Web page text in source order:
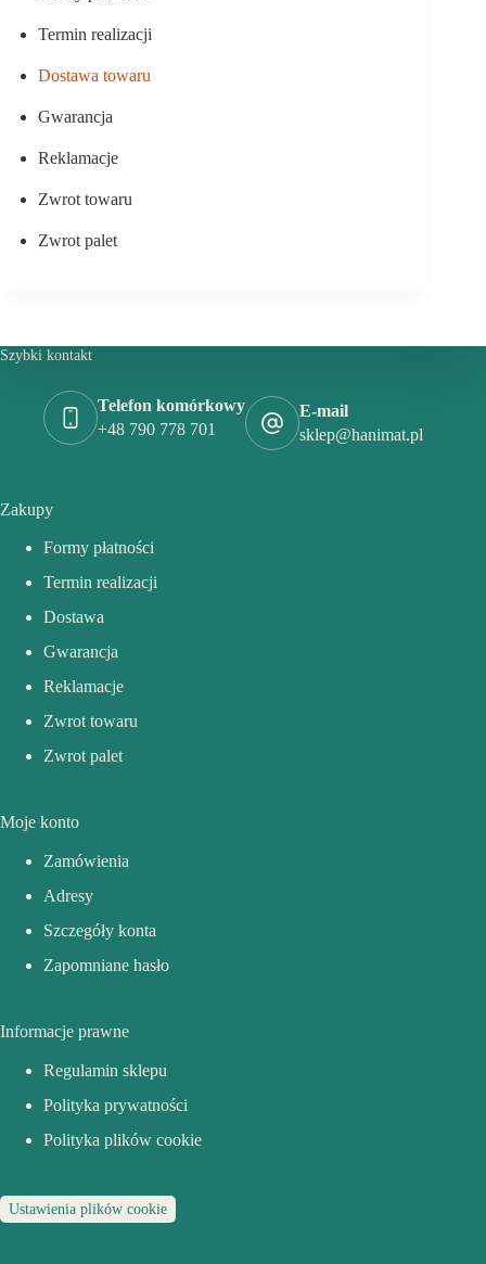
Termin realizacji
Dostawa towaru
Gwarancja
Reklamacje
Zwrot towaru
Zwrot palet
Szybki kontakt
Telefon komórkowy
+48 790 778 701
E-mail
sklep@hanimat.pl
Zakupy
Formy płatności
Termin realizacji
Dostawa
Gwarancja
Reklamacje
Zwrot towaru
Zwrot palet
Moje konto
Zamówienia
Adresy
Szczegóły konta
Zapomniane hasło
Informacje prawne
Regulamin sklepu
Polityka prywatności
Polityka plików cookie
Ustawienia plików cookie